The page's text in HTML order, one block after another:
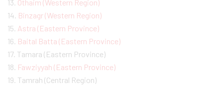
13. Othaim (Western Region)
14. Binzagr (Western Region)
15. Astra (Eastern Province)
16. Baital Batta (Eastern Province)
17. Tamara (Eastern Province)
18. Fawziyyah (Eastern Province)
19. Tamrah (Central Region)